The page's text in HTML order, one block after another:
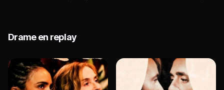
Drame en replay